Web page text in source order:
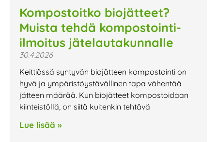
Kompostoitko biojätteet?
Muista tehdä kompostointi-
ilmoitus jätelautakunnalle
30.4.2026
Keittiössä syntyvän biojätteen kompostointi on
hyvä ja ympäristöystävällinen tapa vähentää
jätteen määrää. Kun biojätteet kompostoidaan
kiinteistöllä, on siitä kuitenkin tehtävä
Lue lisää »